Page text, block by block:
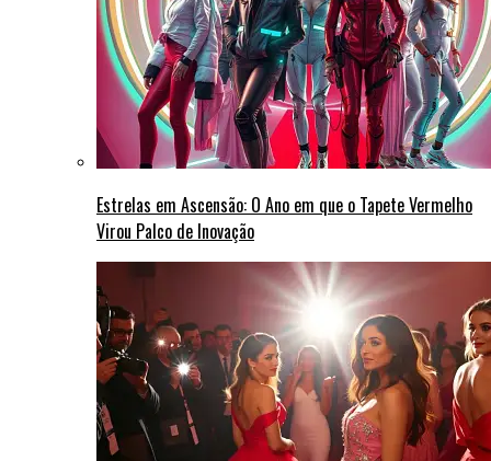
Estrelas em Ascensão: O Ano em que o Tapete Vermelho
Virou Palco de Inovação